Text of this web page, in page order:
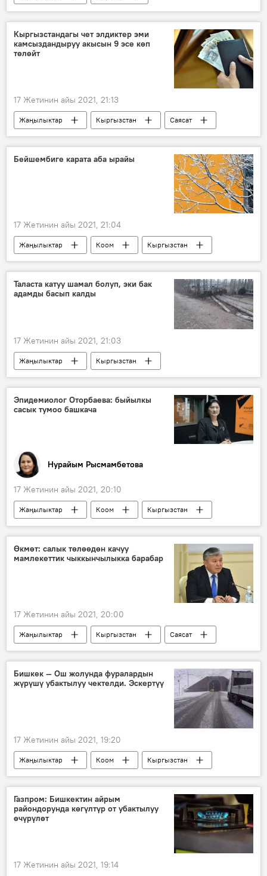
Кыргызстан
кырсык
жол
2021-жылдын башынан бери Кыргызстанда болгон жол кырсыктар
Кыргызстандагы чет элдиктер эми
камсыздандыруу акысын 9 эсе көп
төлөйт
17 Жетинин айы 2021, 21:13
Жаңылыктар Кыргызстан
Саясат
Садыр Жапаров
мыйзам
пенсия
төлөм
камсыздандыруу
Бейшембиге карата аба ырайы
17 Жетинин айы 2021, 21:04
Жаңылыктар Коом
Кыргызстан
аба ырайы
Таласта катуу шамал болуп, эки бак
адамды басып калды
17 Жетинин айы 2021, 21:03
Жаңылыктар
Кыргызстан
Окуялар
Талас облусу
ӨКМ
шамал
Эпидемиолог Оторбаева: быйылкы
сасык тумоо башкача
Нурайым Рысмамбетова
17 Жетинин айы 2021, 20:10
Жаңылыктар Коом
Кыргызстан
Динара Оторбаева
вирус
коронавирус
сасык тумоо
Өкмөт: салык төлөөдөн качуу
мамлекеттик чыккынчылыкка барабар
17 Жетинин айы 2021, 20:00
Жаңылыктар Кыргызстан
Саясат
Министрлер кабинети
Арзыбек Кожошев
бийлик
Бишкек — Ош жолунда фуралардын
жүрүшү убактылуу чектелди. Эскертүү
17 Жетинин айы 2021, 19:20
Жаңылыктар Коом
Кыргызстан
Төө-Ашуу
Ала-Бел ашуусу
өтмөк
Газпром: Бишкектин айрым
райондорунда көгүлтүр от убактылуу
өчүрүлөт
17 Жетинин айы 2021, 19:14